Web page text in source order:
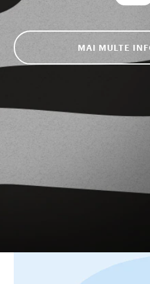
MAI MULTE